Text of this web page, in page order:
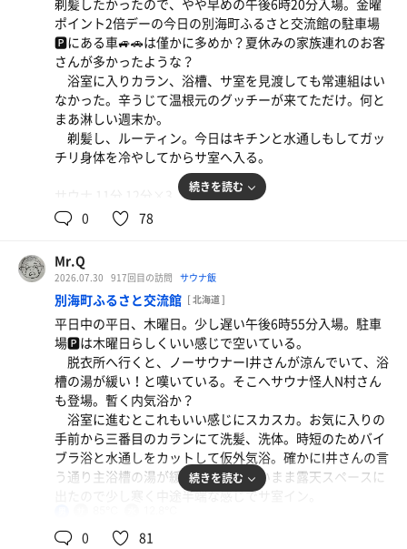
焼肉全般
写真撮るの忘れて、ほとんど食べ終わってた！
ざるうどん
グッチーは何をチョイスしたのかなー？
水
やはり最初の20分のロスタイムが
響いて3セット目はタイムオーバーが迫り、やむなく水風
呂と外気浴を断念！⤵️
しかし青いミント水になっているから冷たい印象を与え
るが、水風呂は温い！深くて良いのだがいかんせん温度が
高い。いつものように2分で出たが本当はもっと入ってい
たいくらい温いのだ。せめてあと3、4℃下がらないかね
ぇ？
蛍の光が流れる中、最後の湯納めも出来ずあわくって上
がるはめに。館内放送ですっかり煽られてしまった。
剃髪したかったので、やや早めの午後6時20分入場。金曜
ポイント2倍デーの今日の別海町ふるさと交流館の駐車場
🅿️にある車🚙🚗は僅かに多めか？夏休みの家族連れのお客
さんが多かったような？
浴室に入りカラン、浴槽、サ室を見渡しても常連組はい
なかった。辛うじて温根元のグッチーが来てただけ。何と
まあ淋しい週末か。
剃髪し、ルーティン。今日はキチンと水通しもしてガッ
チリ身体を冷やしてからサ室へ入る。
水風呂 2分×4
サ室がニンニク🧄臭かったのでグッチーを問い詰めると
中標津で次郎系のラーメンをニンニク🧄マシマシで食べて
きたそう。サウナ警察👮‍♀️から厳重注意！
やや暫くして雷神O君登場。それでもサ室は数名の客だ
けで金曜にしては坐面に余裕がある。
午後7時半を過ぎて様相が変わった。根高サウナ部がし
ょうま先生を筆頭に5人で押しかけてきた。カジダルマ
君、SSK先生、きゅんちゃんに新人部員K島先生。このk島
先生が尻敷きマットを持って入ってこなかったので注意⚠️
更に目の前で見ていたはずのしょうま先生、カジダルマ君
にも厳重注意⚠️サウナ警察👮‍♀️は身内とて厳しく取り締ま
る！
か？
続きを読む
0 78
Mr.Q
2026.07.30 917回目の訪問 サウナ飯
別海町ふるさと交流館 [ 北海道 ]
平日中の平日、木曜日。少し遅い午後6時55分入場。駐車
場🅿️は木曜日らしくいい感じで空いている。
脱衣所へ行くと、ノーサウナーI井さんが涼んでいて、浴
槽の湯が緩い！と嘆いている。そこへサウナ怪人N村さん
も登場。暫く内気浴か？
浴室に進むとこれもいい感じにスカスカ。お気に入りの
手前から三番目のカランにて洗髪、洗体。時短のためバイ
ブラ浴と水通しをカットして仮外気浴。確かにI井さんの言
う通り主浴槽の湯が緩く、温まらないまま露天スペースに
出たので少し寒く中途半端な感じでサ室イン。
サウナ ７分 13分×3
続きを読む
0 81